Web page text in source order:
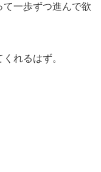
一歩ずつ進んで欲
れるはず。